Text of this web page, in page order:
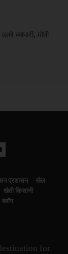
व्यापारी, मोती
प्रशासन
खेल
खेती किसानी
ब्लॉग
for